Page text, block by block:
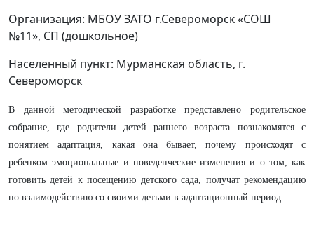
Организация: МБОУ ЗАТО г.Североморск «СОШ
№11», СП (дошкольное)
Населенный пункт: Мурманская область, г.
Североморск
В данной методической разработке представлено родительское
собрание, где родители детей раннего возраста познакомятся с
понятием адаптация, какая она бывает, почему происходят с
ребенком эмоциональные и поведенческие изменения и о том, как
готовить детей к посещению детского сада, получат рекомендацию
по взаимодействию со своими детьми в адаптационный период.